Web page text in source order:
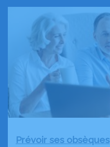
Prévoir ses obsèques